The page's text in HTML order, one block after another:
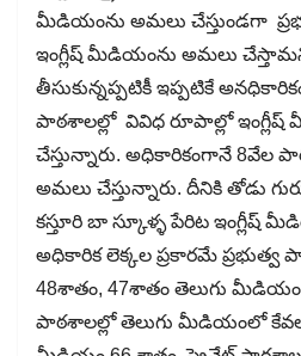
మీడియంను అమలు చేస్తుండగా
ఇంగ్లీష్ మీడియంను అమలు
తీసుకున్నప్పటికీ ఇప్పటికే
పాఠశాలల్లో వివిధ రూపాల్లో
చేస్తున్నారు. అధికారికంగానే 8వేల
అమలు చేస్తున్నారు. దీనికి తోడు
కస్తూరి బా స్కూళ్ళ పేరిట ఇంగ్లీష్
అధికారిక లెక్కల ప్రకారమే ప్రభుత్వ
48శాతం, 47శాతం తెలుగు
పాఠశాలల్లో తెలుగు మీడియంలో